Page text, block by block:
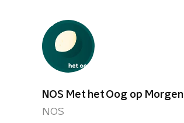
NOS Met het Oog op Morgen
NOS